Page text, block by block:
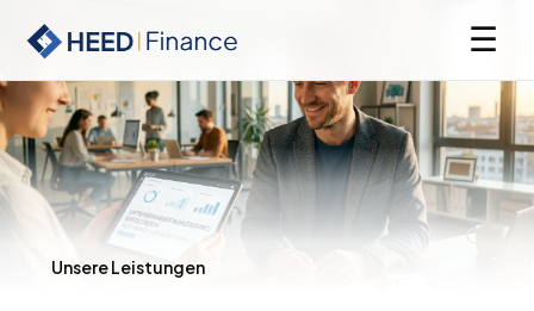
☰
Unsere Leistungen